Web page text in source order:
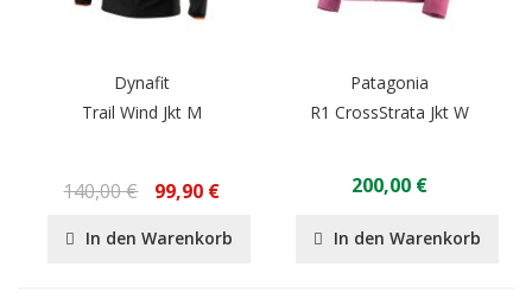
Dynafit
Trail Wind Jkt M
140,00 € 99,90 €
In den Warenkorb
Patagonia
R1 CrossStrata Jkt W
200,00 €
In den Warenkorb